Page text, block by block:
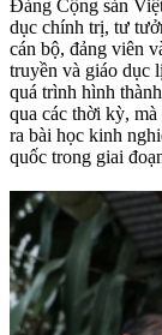
Đảng Cộng sản
dục chính trị, tư
cán bộ, đảng viên
truyền và giáo dục
quá trình hình
qua các thời kỳ,
ra bài học kinh
quốc trong giai